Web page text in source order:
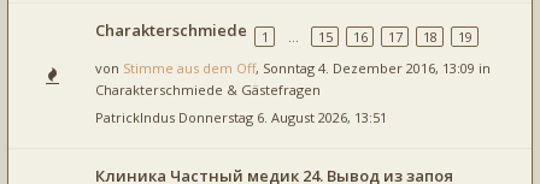
Charakterschmiede 1 … 15 16 17 18
19
von Stimme aus dem Off, Sonntag 4. Dezember 2016, 13:09 in
Charakterschmiede & Gästefragen
PatrickIndus Donnerstag 6. August 2026, 13:51
Клиника Частный медик 24. Вывод из запоя